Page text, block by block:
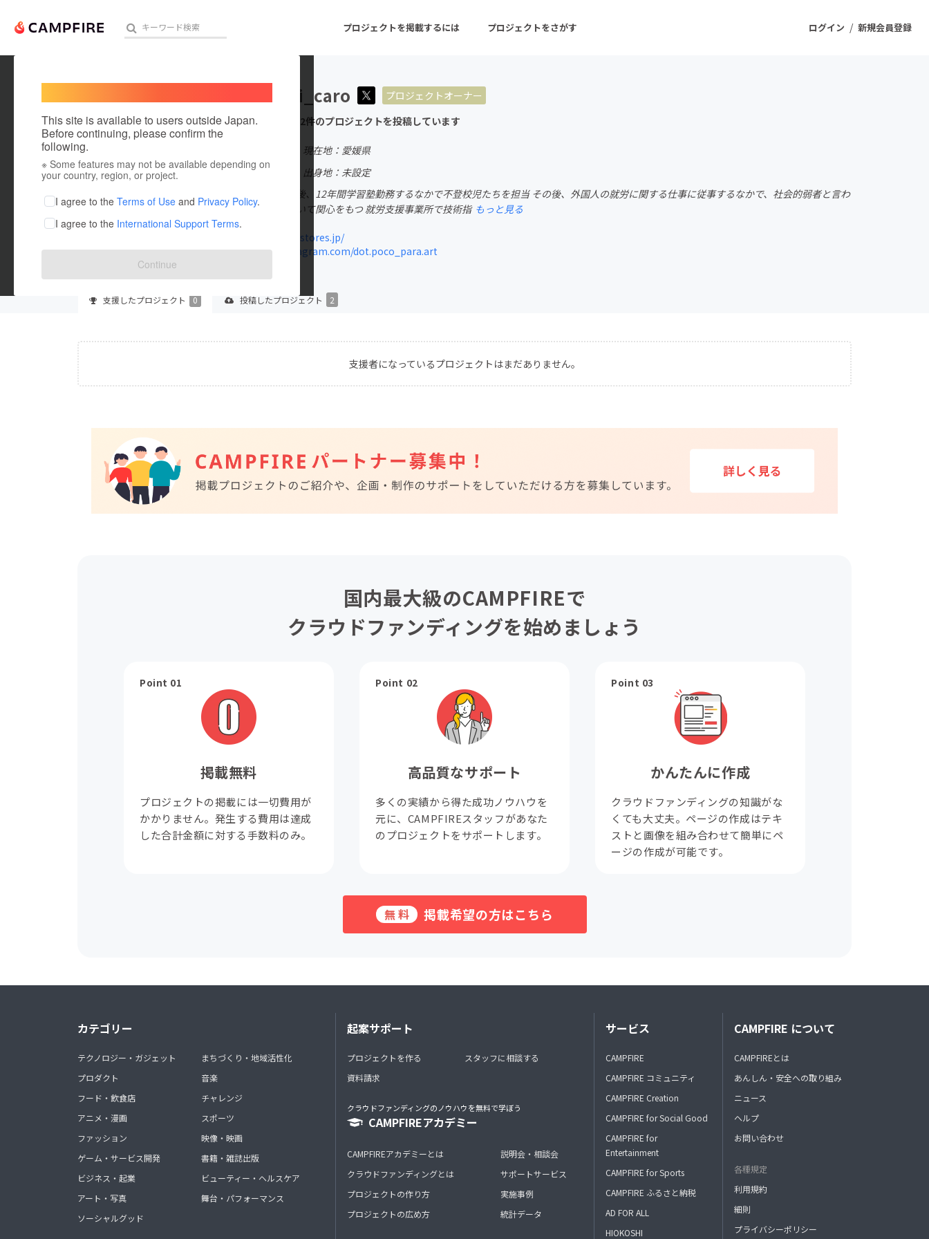
ログイン / 新規会員登録
プロジェクトを掲載するには プロジェクトをさがす
人気のプロジェクト 注目のリターン 注目の新着プロジェクト
アート・写真 音楽
テクノロジー・ガジェット
ゲーム・サービス開発 フード・飲食店
ファッション
映像・映画
ビジネス・起業
チャレンジ
まちづくり・地域活性化
This site is available to users outside Japan.
Before continuing, please confirm the
following.
※ Some features may not be available depending on
your country, region, or project.
I agree to the Terms of Use and Privacy Policy.
I agree to the International Support Terms.
Continue
koguchi_caro
プロジェクトオーナー
これまでに2件のプロジェクトを投稿しています
現在地：愛媛県
出身国：日本
出身地：未設定
教育大学卒業後、12年間学習塾勤務するなかで不登校児たちを担当 その後、外国人の就労に関する仕事に従事するなかで、社会的弱者と言わ
れる立場について関心をもつ 就労支援事業所で技術指 もっと見る
dot-poco.stores.jp/
www.instagram.com/dot.poco_para.art
支援したプロジェクト 0 投稿したプロジェクト 2
支援者になっているプロジェクトはまだありません。
国内最大級のCAMPFIREで
クラウドファンディングを始めましょう
Point 01
掲載無料
プロジェクトの掲載には一切費用が
かかりません。発生する費用は達成
した合計金額に対する手数料のみ。
Point 02
高品質なサポート
多くの実績から得た成功ノウハウを
元に、CAMPFIREスタッフがあなた
のプロジェクトをサポートします。
Point 03
かんたんに作成
クラウドファンディングの知識がな
くても大丈夫。ページの作成はテキ
ストと画像を組み合わせて簡単にペ
ージの作成が可能です。
無料 掲載希望の方はこちら
カテゴリー
テクノロジー・ガジェット
プロダクト
フード・飲食店
アニメ・漫画
ファッション
ゲーム・サービス開発
ビジネス・起業
アート・写真
ソーシャルグッド
まちづくり・地域活性化
音楽
チャレンジ
スポーツ
映像・映画
書籍・雑誌出版
ビューティー・ヘルスケア
舞台・パフォーマンス
起案サポート
プロジェクトを作る
資料請求
スタッフに相談する
クラウドファンディングのノウハウを無料で学ぼう
CAMPFIREアカデミー
CAMPFIREアカデミーとは
クラウドファンディングとは
プロジェクトの作り方
プロジェクトの広め方
説明会・相談会
サポートサービス
実施事例
統計データ
サービス
CAMPFIRE
CAMPFIRE コミュニティ
CAMPFIRE Creation
CAMPFIRE for Social Good
CAMPFIRE for
Entertainment
CAMPFIRE for Sports
CAMPFIRE ふるさと納税
AD FOR ALL
HIOKOSHI
CAMPFIRE について
CAMPFIREとは
あんしん・安全への取り組み
ニュース
ヘルプ
お問い合わせ
各種規定
利用規約
細則
プライバシーポリシー